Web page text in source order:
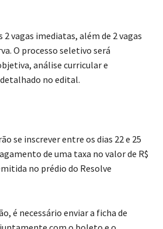
vagas imediatas, além de 2 vagas
O processo seletivo será
análise curricular e
no edital.
se inscrever entre os dias 22 e 25
de uma taxa no valor de R$
no prédio do Resolve
é necessário enviar a ficha de